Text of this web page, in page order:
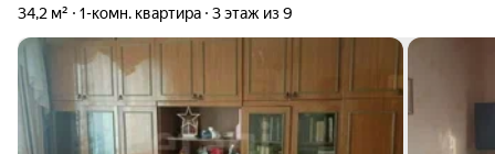
34,2 м² 1-комн. квартира 3 этаж из 9